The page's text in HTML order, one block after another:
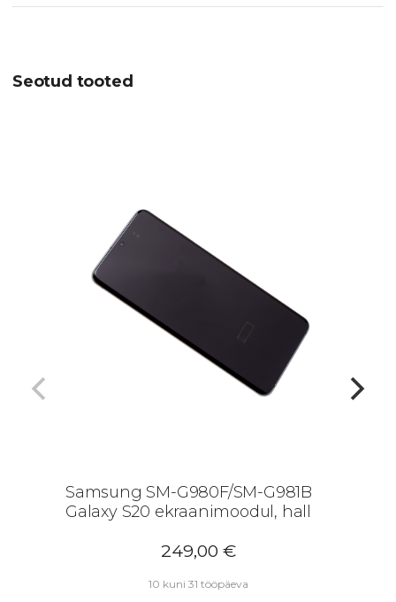
Seotud tooted
Samsung SM-G980F/SM-G981B
Galaxy S20 ekraanimoodul, hall
249,00 €
10 kuni 31 tööpäeva